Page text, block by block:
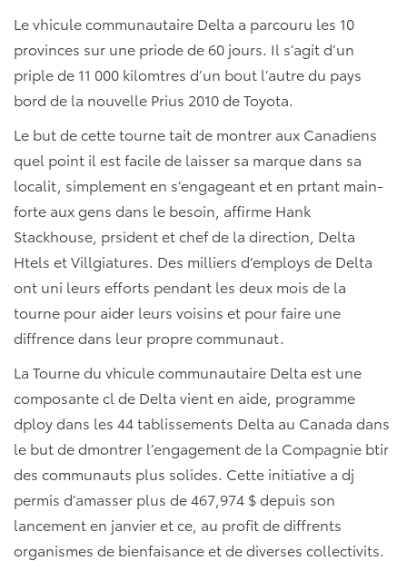
Le vhicule communautaire Delta a parcouru les 10
provinces sur une priode de 60 jours. Il s’agit d’un
priple de 11 000 kilomtres d’un bout l’autre du pays
bord de la nouvelle Prius 2010 de Toyota.
Le but de cette tourne tait de montrer aux Canadiens
quel point il est facile de laisser sa marque dans sa
localit, simplement en s’engageant et en prtant main-
forte aux gens dans le besoin, affirme Hank
Stackhouse, prsident et chef de la direction, Delta
Htels et Villgiatures. Des milliers d’employs de Delta
ont uni leurs efforts pendant les deux mois de la
tourne pour aider leurs voisins et pour faire une
diffrence dans leur propre communaut.
La Tourne du vhicule communautaire Delta est une
composante cl de Delta vient en aide, programme
dploy dans les 44 tablissements Delta au Canada dans
le but de dmontrer l’engagement de la Compagnie btir
des communauts plus solides. Cette initiative a dj
permis d’amasser plus de 467,974 $ depuis son
lancement en janvier et ce, au profit de diffrents
organismes de bienfaisance et de diverses collectivits.